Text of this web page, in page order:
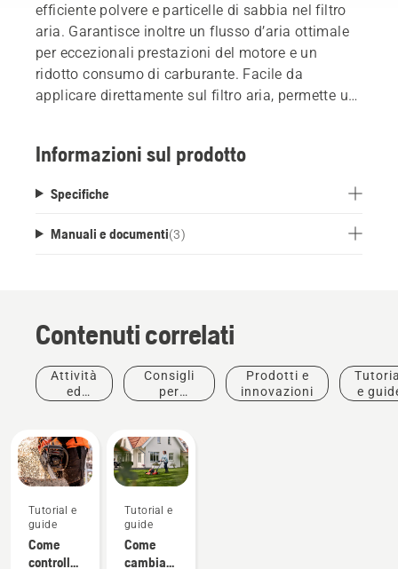
efficiente polvere e particelle di sabbia nel filtro
aria. Garantisce inoltre un flusso d’aria ottimale
per eccezionali prestazioni del motore e un
ridotto consumo di carburante. Facile da
applicare direttamente sul filtro aria, permette un
Informazioni sul prodotto
Specifiche
Manuali e documenti(3)
Contenuti correlati
Attività
ed
Consigli
per
Prodotti e
innovazioni
e
Tutorial e
guide
Come
controllare
Tutorial e
guide
Come
cambiare